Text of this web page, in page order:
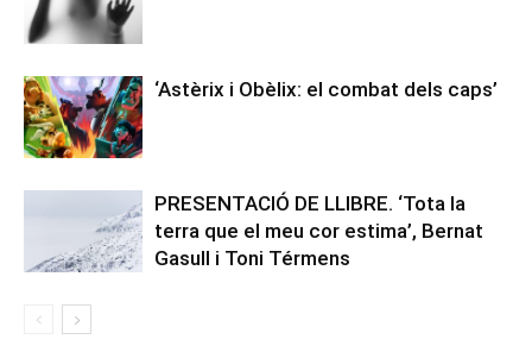
‘Astèrix i Obèlix: el combat dels caps’
PRESENTACIÓ DE LLIBRE. ‘Tota la
terra que el meu cor estima’, Bernat
Gasull i Toni Térmens